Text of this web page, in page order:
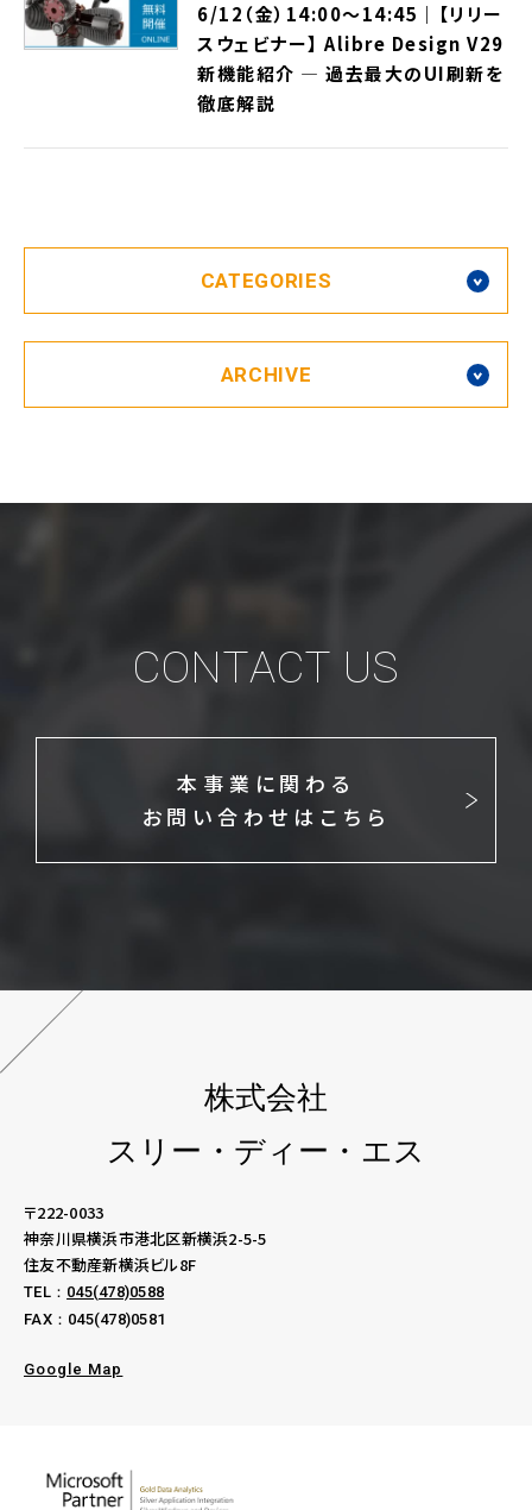
6/12（金）14:00～14:45｜【リリー
スウェビナー】 Alibre Design V29
新機能紹介 — 過去最大のUI刷新を
徹底解説
CATEGORIES
ARCHIVE
CONTACT US
本事業に関わる
お問い合わせはこちら
株式会社
スリー・ディー・エス
〒222-0033
神奈川県横浜市港北区新横浜2-5-5
住友不動産新横浜ビル8F
TEL： 045(478)0588
FAX：045(478)0581
Google Map